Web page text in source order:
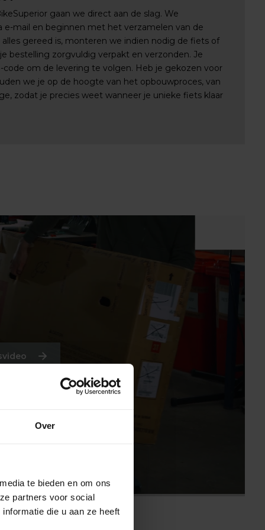
Over
te bieden en om ons
partners voor social
die u aan ze heeft
gaan we direct aan de slag. We
e-mail en beginnen met het verzamelen van de
gereed is, monteren we indien nodig de fiets of
bestelling zorgvuldig verpakt en verzonden. Je
om de levering te volgen. Heb je gekozen voor
we je op de hoogte van het opbouwproces, van
zodat je precies weet wanneer je unieke fiets klaar